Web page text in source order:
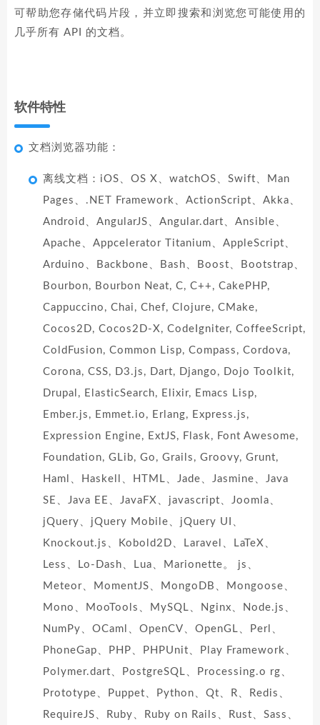
可帮助您存储代码片段，并立即搜索和浏览您可能使用的
几乎所有 API 的文档。
软件特性
文档浏览器功能：
离线文档：iOS、OS X、watchOS、Swift、Man
Pages、.NET Framework、ActionScript、Akka、
Android、AngularJS、Angular.dart、Ansible、
Apache、Appcelerator Titanium、AppleScript、
Arduino、Backbone、Bash、Boost、Bootstrap、
Bourbon, Bourbon Neat, C, C++, CakePHP,
Cappuccino, Chai, Chef, Clojure, CMake,
Cocos2D, Cocos2D-X, CodeIgniter, CoffeeScript,
ColdFusion, Common Lisp, Compass, Cordova,
Corona, CSS, D3.js, Dart, Django, Dojo Toolkit,
Drupal, ElasticSearch, Elixir, Emacs Lisp,
Ember.js, Emmet.io, Erlang, Express.js,
Expression Engine, ExtJS, Flask, Font Awesome,
Foundation, GLib, Go, Grails, Groovy, Grunt,
Haml、Haskell、HTML、Jade、Jasmine、Java
SE、Java EE、JavaFX、javascript、Joomla、
jQuery、jQuery Mobile、jQuery UI、
Knockout.js、Kobold2D、Laravel、LaTeX、
Less、Lo-Dash、Lua、Marionette。 js、
Meteor、MomentJS、MongoDB、Mongoose、
Mono、MooTools、MySQL、Nginx、Node.js、
NumPy、OCaml、OpenCV、OpenGL、Perl、
PhoneGap、PHP、PHPUnit、Play Framework、
Polymer.dart、PostgreSQL、Processing.o rg、
Prototype、Puppet、Python、Qt、R、Redis、
RequireJS、Ruby、Ruby on Rails、Rust、Sass、